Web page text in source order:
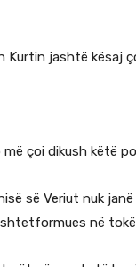
Kurtin jashtë kësaj
më çoi dikush këtë
së Veriut nuk
në